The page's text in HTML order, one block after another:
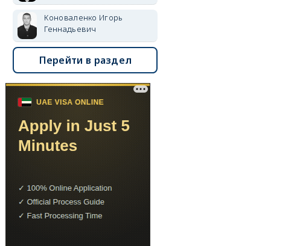
Коноваленко Игорь
Геннадьевич
Перейти в раздел